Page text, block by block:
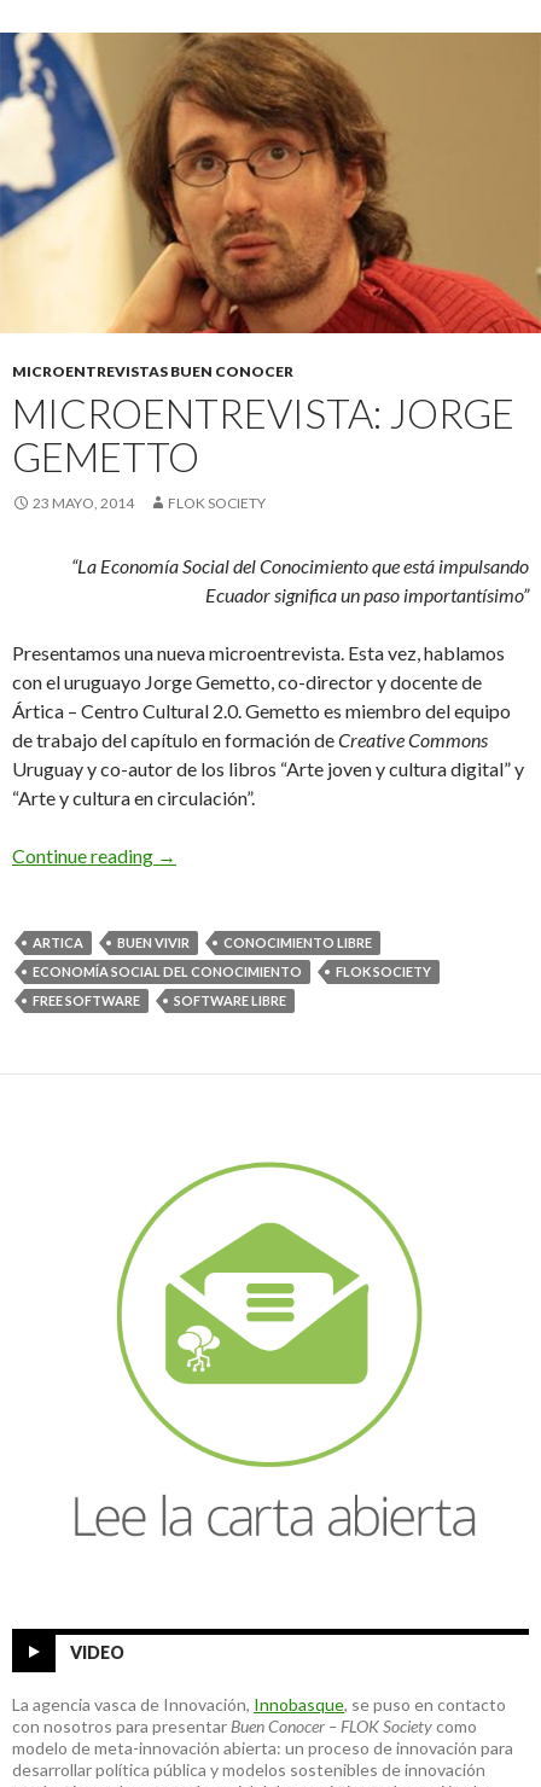
MICROENTREVISTAS BUEN CONOCER
MICROENTREVISTA: JORGE
GEMETTO
23 MAYO, 2014 FLOK SOCIETY
“La Economía Social del Conocimiento que está impulsando
Ecuador significa un paso importantísimo”
Presentamos una nueva microentrevista. Esta vez, hablamos
con el uruguayo Jorge Gemetto, co-director y docente de
Ártica – Centro Cultural 2.0. Gemetto es miembro del equipo
de trabajo del capítulo en formación deCreative Commons
Uruguay y co-autor de los libros “Arte joven y cultura digital” y
“Arte y cultura en circulación”.
Continue reading →
ARTICA BUEN VIVIR
CONOCIMIENTO LIBRE
ECONOMÍA SOCIAL DEL CONOCIMIENTO
FLOK SOCIETY
FREE SOFTWARE
SOFTWARE LIBRE
VIDEO
La agencia vasca de Innovación, Innobasque, se puso en contacto
con nosotros para presentar Buen Conocer – FLOK Societycomo
modelo de meta-innovación abierta: un proceso de innovación para
desarrollar política pública y modelos sostenibles de innovación